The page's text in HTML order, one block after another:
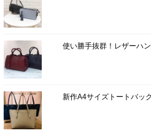
使い勝手抜群！レザーハ
新作A4サイズトートバッ